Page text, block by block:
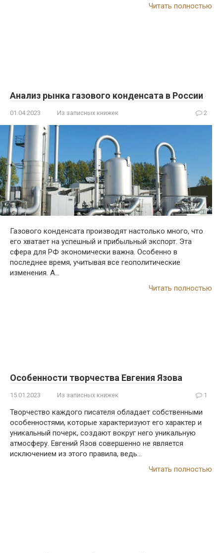
Читать полностью
Анализ рынка газового конденсата в России
01.04.2023 Из записных книжек 2
Газового конденсата производят настолько много, что
его хватает на успешный и прибыльный экспорт. Эта
сфера для РФ экономически важна. Особенно в
последнее время, учитывая все геополитические
изменения. А…
Читать полностью
Особенности творчества Евгения Язова
15.01.2023 Из записных книжек 1
Творчество каждого писателя обладает собственными
особенностями, которые характеризуют его характер и
уникальный почерк, создают вокруг него уникальную
атмосферу. Евгений Язов совершенно не является
исключением из этого правила, ведь…
Читать полностью